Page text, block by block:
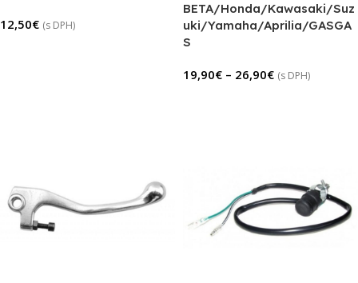
12,50€ (s DPH)
BETA/Honda/Kawasaki/Suz
uki/Yamaha/Aprilia/GASGA
S
19,90€ – 26,90€ (s DPH)